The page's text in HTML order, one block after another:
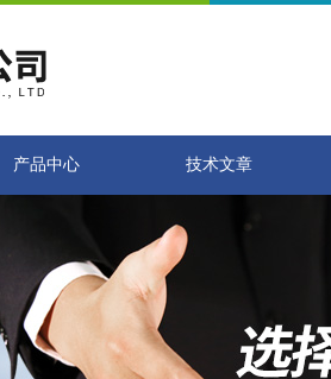
产品中心 技术文章